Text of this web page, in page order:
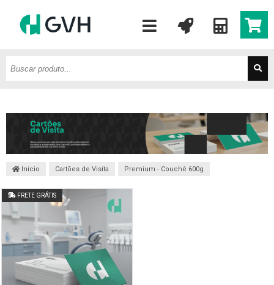
Início Cartões de Visita Premium - Couchê 600g
FRETE GRÁTIS